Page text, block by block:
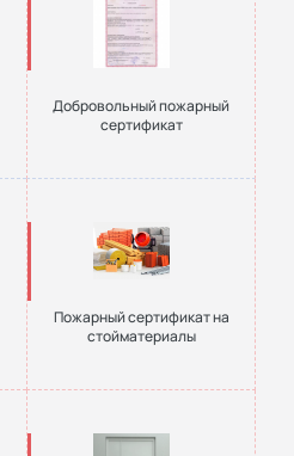
Добровольный пожарный
сертификат
Пожарный сертификат на
стойматериалы